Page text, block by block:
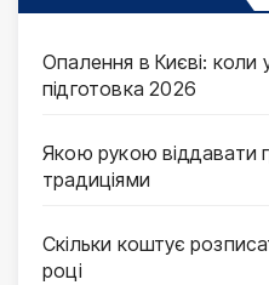
Опалення в Києві: коли
підготовка 2026
Якою рукою віддавати
традиціями
Скільки коштує
році